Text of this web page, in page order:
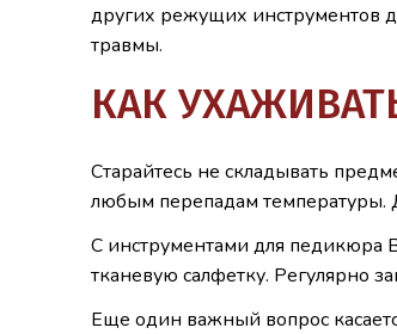
других режущих инструментов
травмы.
КАК
Старайтесь не складывать
любым перепадам температуры.
С инструментами для педикюра
тканевую салфетку. Регулярно
Еще один важный вопрос